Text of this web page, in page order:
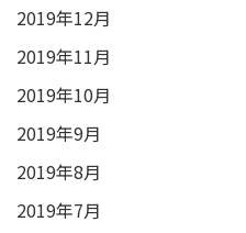
2019年12月
2019年11月
2019年10月
2019年9月
2019年8月
2019年7月